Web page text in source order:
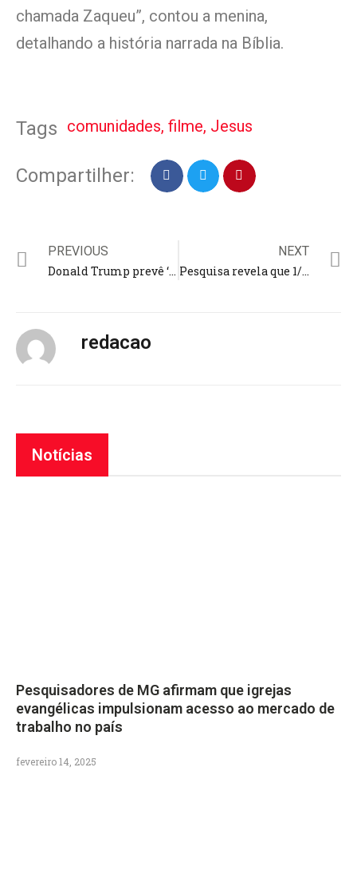
chamada Zaqueu”, contou a menina,
detalhando a história narrada na Bíblia.
Tags comunidades, filme, Jesus
Compartilher:
PREVIOUS
Donald Trump prevê ‘inferno’ no Oriente Médio se reféns não forem soltos; “Sou o melhor amigo de Israel”
NEXT
Pesquisa revela que 1/3 dos evangélicos deixou de fazer ofertas voluntárias para igrejas ou instituições de caridade
redacao
Notícias
Pesquisadores de MG afirmam que igrejas
evangélicas impulsionam acesso ao mercado de
trabalho no país
fevereiro 14, 2025